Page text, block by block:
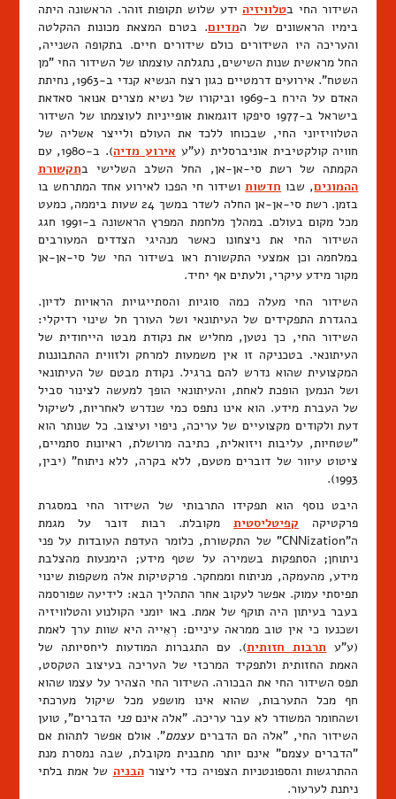
השידור החי בטלוויזיה ידע שלוש תקופות זוהר. הראשונה היתה
בימיו הראשונים של המדיום. בטרם המצאת מכונות ההקלטה
והעריכה היו השידורים כולם שידורים חיים. בתקופה השנייה,
החל מראשית שנות השישים, נתגלתה עוצמתו של השידור החי "מן
השטח". אירועים דרמטיים כגון רצח הנשיא קנדי ב-1963, נחיתת
האדם על הירח ב-1969 וביקורו של נשיא מצרים אנואר סאדאת
בישראל ב-1977 סיפקו דוגמאות אופייניות לעוצמתו של השידור
הטלוויזיוני החי, שבכוחו ללכד את העולם ולייצר אשליה של
חוויה קולקטיבית אוניברסלית (ע"ע אירוע מדיה
). ב-1980, עם
הקמתה של רשת סי-אן-אן, החל השלב השלישי בתקשורת
ההמונים, שבו חדשותושידור חי הפכו לאירוע אחד המתרחש בו
בזמן. רשת סי-אן-אן החלה לשדר במשך 24 שעות ביממה, כמעט
מכל מקום בעולם. במהלך מלחמת המפרץ הראשונה ב-1991 חגג
השידור החי את ניצחונו כאשר מנהיגי הצדדים המעורבים
במלחמה וכן אמצעי התקשורת ראו בשידור החי של סי-אן-אן
מקור מידע עיקרי, ולעתים אף יחיד.
השידור החי מעלה כמה סוגיות והסתייגויות הראויות לדיון.
בהגדרת התפקידים של העיתונאי ושל העורך חל שינוי רדיקלי:
השידור החי, כך נטען, מחליש את נקודת מבטו הייחודית של
העיתונאי. בטכניקה זו אין משמעות למרחק ולזווית ההתבוננות
המקצועית שהוא נדרש להם ברגיל. נקודת מבטם של העיתונאי
ושל הנמען הופכת לאחת, והעיתונאי הופך למעשה לצינור סביל
של העברת מידע. הוא אינו נתפס כמי שנדרש לאחריות, לשיקול
דעת ולקודים מקצועיים של עריכה, ניפוי ועיצוב. כל שנותר הוא
"שטחיות, עליבות ויזואלית, כתיבה מרושלת, ראיונות סתמיים,
ציטוט עיוור של דוברים מטעם, ללא בקרה, ללא ניתוח" (יבין,
1993).
היבט נוסף הוא תפקידו התרבותי של השידור החי במסגרת
פרקטיקה קפיטליסטיתמקובלת. רבות דובר על מגמת
ה"CNNization" של התקשורת, כלומר העדפת העובדות על פני
ניתוחן; הסתפקות בשמירה על שטף מידע; הימנעות מהצלבת
מידע, מהעמקה, מניתוח וממחקר. פרקטיקות אלה משקפות שינוי
תפיסתי עמוק. אפשר לעקוב אחר התהליך הבא: לידיעה שפורסמה
בעבר בעיתון היה תוקף של אמת. באו יומני הקולנוע והטלוויזיה
ושכנעו כי אין טוב ממראה עיניים: רְאִייה היא שוות ערך לאמת
(ע"ע תרבות חזותית). עם התגברות המודעות ליחסיותה של
האמת החזותית ולתפקיד המרכזי של העריכה בעיצוב הטקסט,
תפס השידור החי את הבכורה. השידור החי הצהיר על עצמו שהוא
חף מכל התערבות, שהוא אינו מושפע מכל שיקול מערכתי
ושהחומר המשודר לא עבר עריכה. "אלה אינםפני הדברים", טוען
השידור החי, "אלה הם הדבריםעצמם". אולם אפשר לתהות אם
"הדברים עצמם" אינם יותר מתבנית מקובלת, שבה נמסרת מנת
ההתרגשות והספונטניות הצפויה כדי ליצורהבניה של אמת בלתי
ניתנת לערעור.